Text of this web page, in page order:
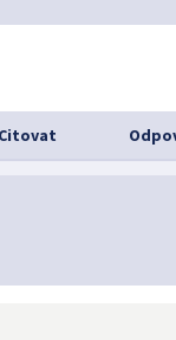
Citovat